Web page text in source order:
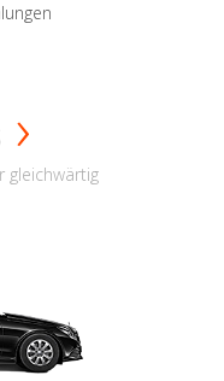
gleichwärtig